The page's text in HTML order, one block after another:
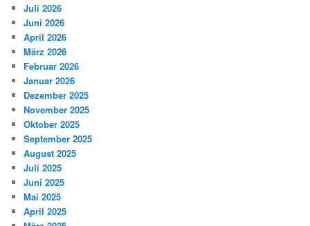
Juli 2026
Juni 2026
April 2026
März 2026
Februar 2026
Januar 2026
Dezember 2025
November 2025
Oktober 2025
September 2025
August 2025
Juli 2025
Juni 2025
Mai 2025
April 2025